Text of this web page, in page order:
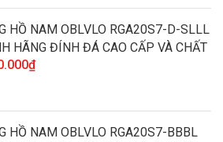
HỒ NAM OBLVLO RGA20S7-D-SLLL
HÃNG ĐÍNH ĐÁ CAO CẤP VÀ CHẤT
HỒ NAM OBLVLO RGA20S7-BBBL